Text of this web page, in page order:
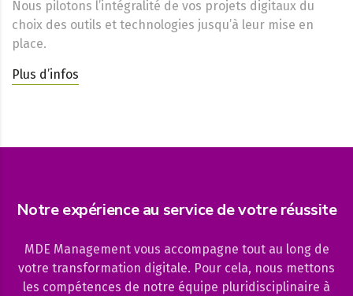
Nous pilotons l’intégralité de vos projets digitaux du
choix des outils et technologies jusqu’à leur mise en
place.
Plus d’infos
Notre expérience au service de votre réussite
MDE Management vous accompagne tout au long de
votre transformation digitale. Pour cela, nous mettons
les compétences de notre équipe pluridisciplinaire à